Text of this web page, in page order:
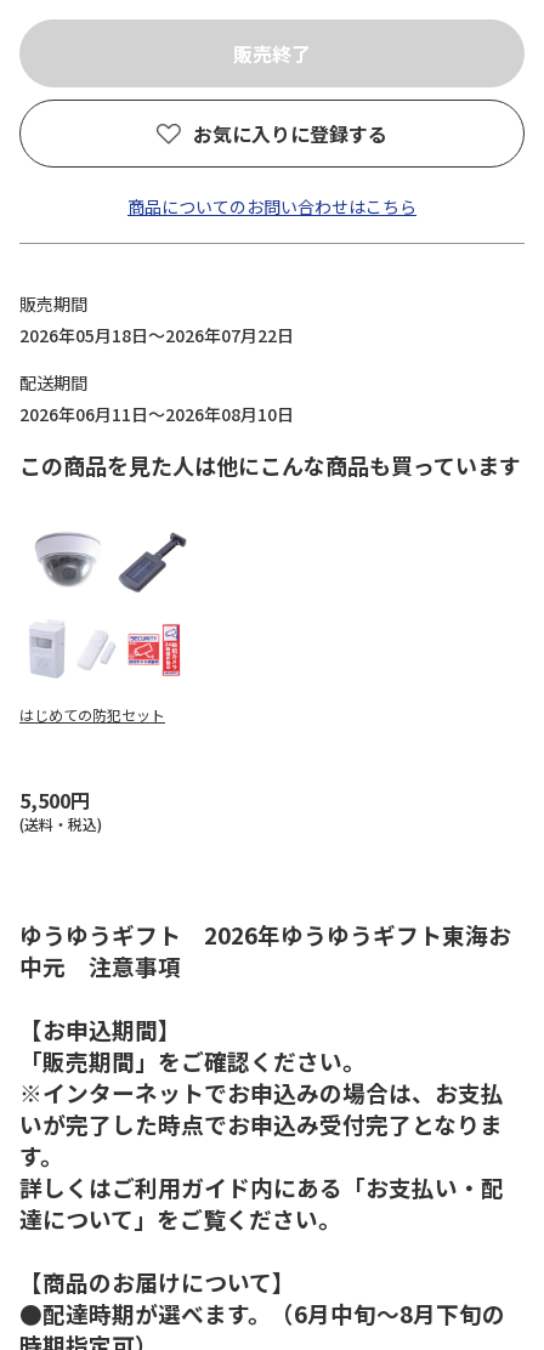
お気に入りに登録する
商品についてのお問い合わせはこちら
販売期間
2026年05月18日～2026年07月22日
配送期間
2026年06月11日～2026年08月10日
この商品を見た人は他にこんな商品も買っています
はじめての防犯セット
5,500円
(送料・税込)
ゆうゆうギフト 2026年ゆうゆうギフト東海お
中元 注意事項
【お申込期間】
「販売期間」をご確認ください。
※インターネットでお申込みの場合は、お支払
いが完了した時点でお申込み受付完了となりま
す。
詳しくはご利用ガイド内にある「お支払い・配
達について」をご覧ください。
【商品のお届けについて】
●配達時期が選べます。（6月中旬～8月下旬の